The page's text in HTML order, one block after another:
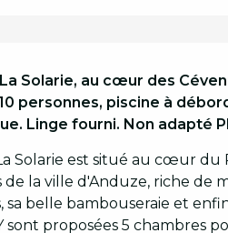
Solarie, au cœur des
10 personnes, piscine à
Linge fourni. Non adapté
Solarie est situé au cœur du
de la ville d'Anduze, riche de
sa belle bambouseraie et
sont proposées 5 chambres